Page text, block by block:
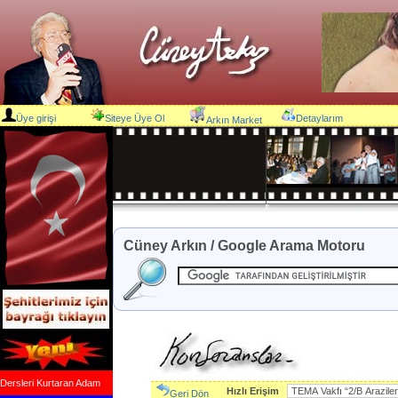
Üye girişi Siteye Üye Ol Arkın Market Detaylarım
Dersleri Kurtaran Adam
Cüney Arkın / Google Arama Motoru
Geri Dön Hızlı Erişim